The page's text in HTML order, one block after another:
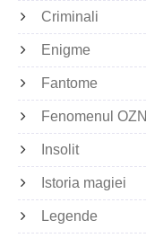
Criminali
Enigme
Fantome
Fenomenul OZN
Insolit
Istoria magiei
Legende